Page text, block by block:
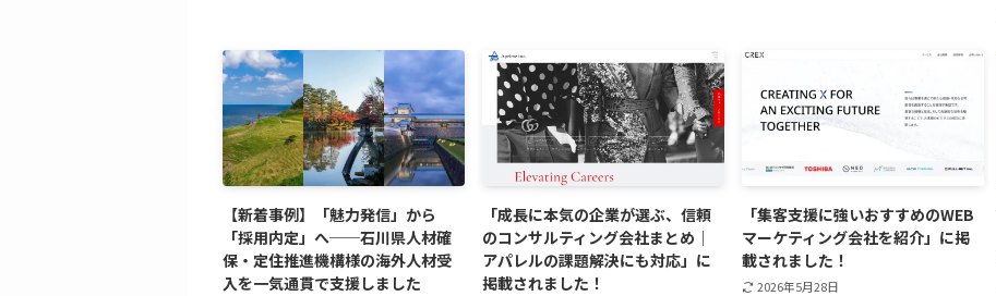
【新着事例】「魅力発信」から
「採用内定」へ──石川県人材確
保・定住推進機構様の海外人材受
入を一気通貫で支援しました
「成長に本気の企業が選ぶ、信頼
のコンサルティング会社まとめ｜
アパレルの課題解決にも対応」に
掲載されました！
「集客支援に強いおすすめのWEB
マーケティング会社を紹介」に掲
載されました！
2026年5月28日